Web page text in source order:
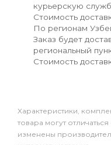
курьерскую
Стоимость
По регионам
Заказ будет
региональный
Стоимость
Xарактеристики,
товара могут
изменены